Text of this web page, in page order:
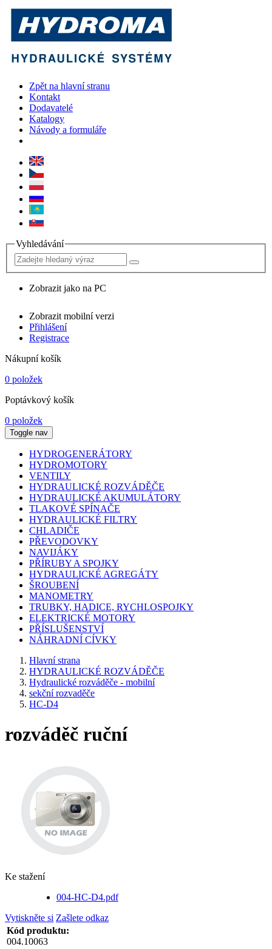
Zpět na hlavní stranu
Kontakt
Dodavatelé
Katalogy
Návody a formuláře
Vyhledávání
Zobrazit jako na PC
Zobrazit mobilní verzi
Přihlášení
Registrace
Nákupní košík
0 položek
Poptávkový košík
0 položek
Toggle nav
HYDROGENERÁTORY
HYDROMOTORY
VENTILY
HYDRAULICKÉ ROZVÁDĚČE
HYDRAULICKÉ AKUMULÁTORY
TLAKOVÉ SPÍNAČE
HYDRAULICKÉ FILTRY
CHLADIČE
PŘEVODOVKY
NAVIJÁKY
PŘÍRUBY A SPOJKY
HYDRAULICKÉ AGREGÁTY
ŠROUBENÍ
MANOMETRY
TRUBKY, HADICE, RYCHLOSPOJKY
ELEKTRICKÉ MOTORY
PŘÍSLUŠENSTVÍ
NÁHRADNÍ CÍVKY
Hlavní strana
HYDRAULICKÉ ROZVÁDĚČE
Hydraulické rozváděče - mobilní
sekční rozvaděče
HC-D4
rozváděč ruční
Ke stažení
004-HC-D4.pdf
Vytiskněte si Zašlete odkaz
Kód produktu:
004.10063